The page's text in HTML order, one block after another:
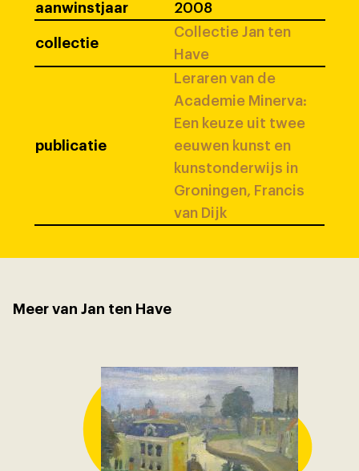
aanwinstjaar
2008
collectie
Collectie Jan ten
Have
publicatie
Leraren van de
Academie Minerva:
Een keuze uit twee
eeuwen kunst en
kunstonderwijs in
Groningen, Francis
van Dijk
Meer van Jan ten Have